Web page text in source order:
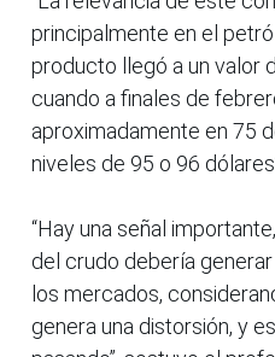
principalmente en el
producto llegó a un valor
cuando a finales de
aproximadamente en 75
niveles de 95 o 96
“Hay una señal
del crudo debería
los mercados,
genera una distorsión, y